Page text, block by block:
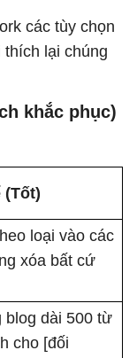
các tùy chọn
thích lại chúng
khắc phục)
(Tốt)
loại vào các
xóa bất cứ
blog dài 500 từ
cho [đối